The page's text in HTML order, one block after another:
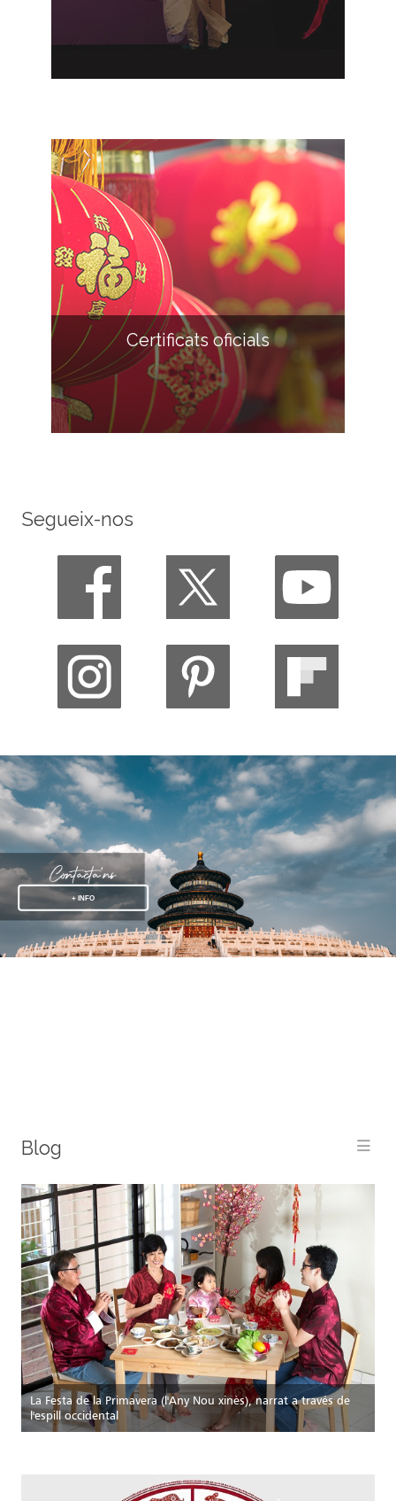
Certificats oficials
Segueix-nos
+ INFO
Blog
La Festa de la Primavera (l'Any Nou xinès), narrat a través de
l'espill occidental